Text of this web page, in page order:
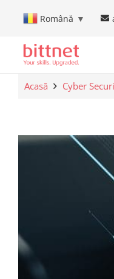
Română ▼
Acasă Cyber